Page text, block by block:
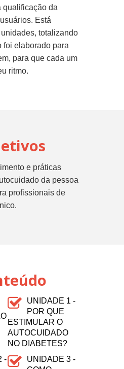
qualificação da
Está
totalizando
foi elaborado para
para que cada um
ritmo.
e práticas
da pessoa
profissionais de
UNIDADE 1 -
POR QUE
ESTIMULAR O
AUTOCUIDADO
NO DIABETES?
-
UNIDADE 3 -